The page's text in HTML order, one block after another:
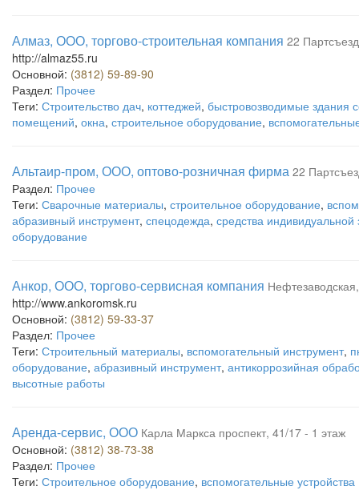
Алмаз, ООО, торгово-строительная компания 22
http://almaz55.ru
Основной: (3812) 59-89-90
Раздел: Прочее
Теги: Строительство дач, коттеджей, быстровозводимые здания
помещений, окна, строительное оборудование,
Альтаир-пром, ООО, оптово-розничная фирма 22
Раздел: Прочее
Теги: Сварочные материалы, строительное оборудование,
абразивный инструмент, спецодежда, средства
оборудование
Анкор, ООО, торгово-сервисная компания
http://www.ankoromsk.ru
Основной: (3812) 59-33-37
Раздел: Прочее
Теги: Строительный материалы, вспомогательный инструмент,
оборудование, абразивный инструмент, антикоррозийная
высотные работы
Аренда-сервис, ООО Карла Маркса проспект, 41/17 - 1 этаж
Основной: (3812) 38-73-38
Раздел: Прочее
Теги: Строительное оборудование, вспомогательные устройства